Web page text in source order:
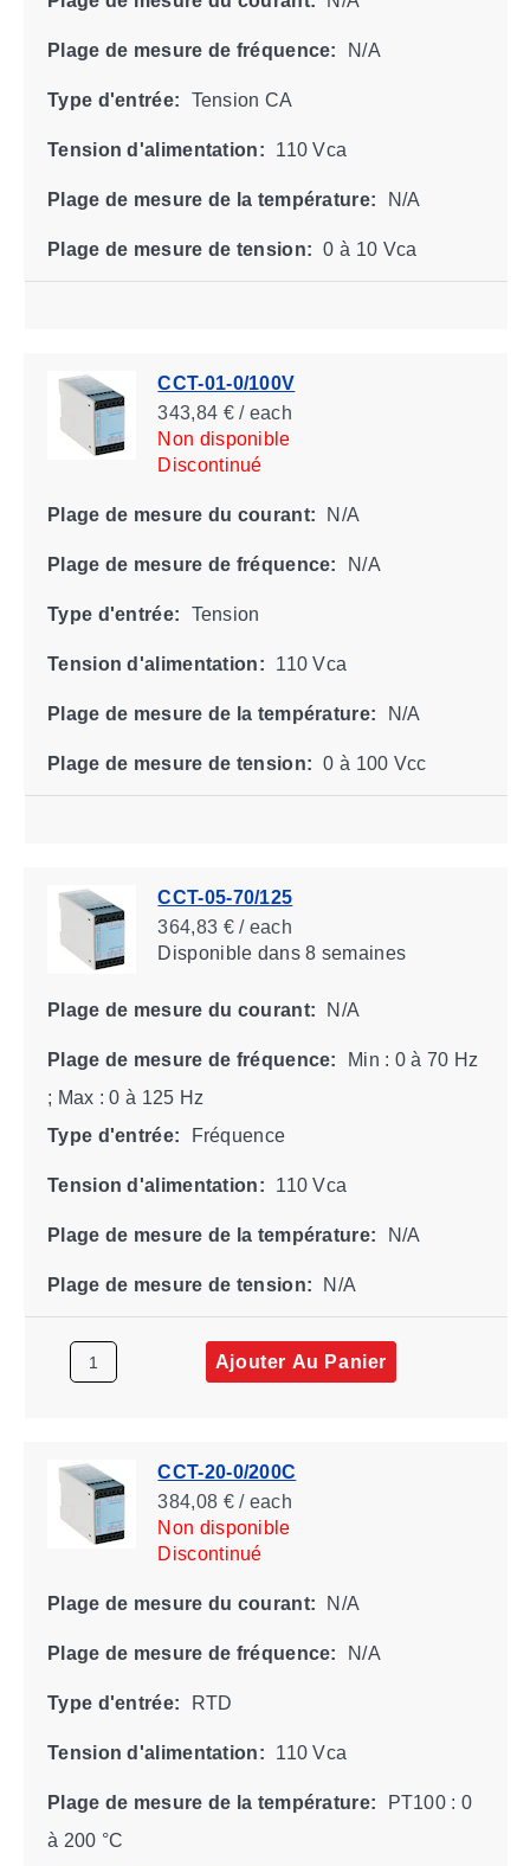
Plage de mesure de fréquence: N/A
Type d'entrée: Tension CA
Tension d'alimentation: 110 Vca
Plage de mesure de la température: N/A
Plage de mesure de tension: 0 à 10 Vca
CCT-01-0/100V
343,84 € / each
Non disponible
Discontinué
Plage de mesure du courant: N/A
Plage de mesure de fréquence: N/A
Type d'entrée: Tension
Tension d'alimentation: 110 Vca
Plage de mesure de la température: N/A
Plage de mesure de tension: 0 à 100 Vcc
CCT-05-70/125
364,83 € / each
Disponibledans 8 semaines
Plage de mesure du courant: N/A
Plage de mesure de fréquence:
Min : 0 à 70 Hz
; Max : 0 à 125 Hz
Type d'entrée:
Fréquence
Tension d'alimentation: 110 Vca
Plage de mesure de la température: N/A
Plage de mesure de tension: N/A
Ajouter Au Panier
CCT-20-0/200C
384,08 € / each
Non disponible
Discontinué
Plage de mesure du courant: N/A
Plage de mesure de fréquence: N/A
Type d'entrée: RTD
Tension d'alimentation: 110 Vca
Plage de mesure de la température:
PT100 : 0
à 200 °C